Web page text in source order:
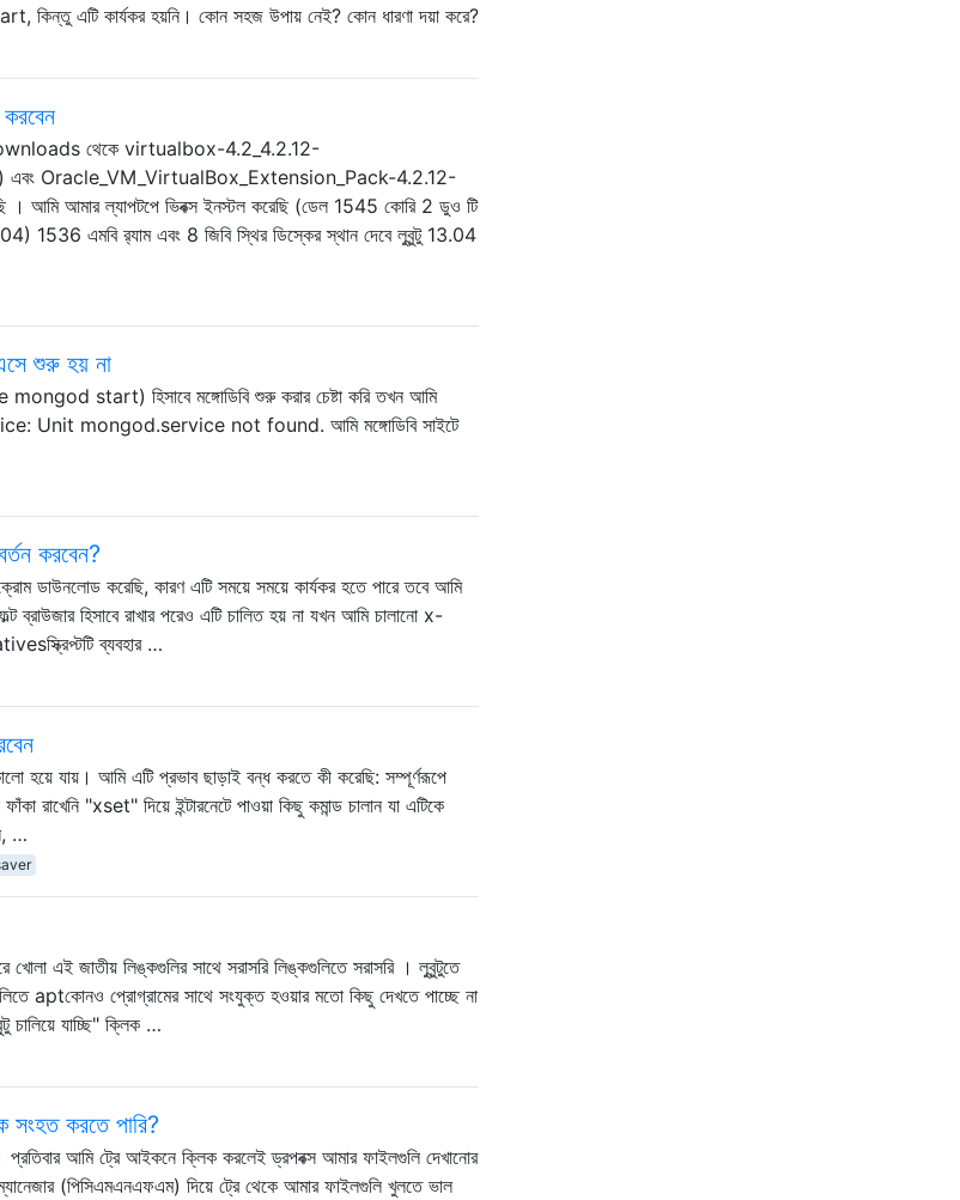
কিন্তু এটি কার্যকর হয়নি। কোন সহজ উপায় নেই? কোন ধারণা দয়া করে?
থেকে virtualbox-4.2_4.2.12-
Oracle_VM_VirtualBox_Extension_Pack-4.2.12-
আমার ল্যাপটপে ভিবক্স ইনস্টল করেছি (ডেল 1545 কোরি 2 ডুও টি
1536 এমবি র‌্যাম এবং 8 জিবি স্থির ডিস্কের স্থান দেবে লুবুন্টু 13.04
শুরু হয় না
start) হিসাবে মঙ্গোডিবি শুরু করার চেষ্টা করি তখন আমি
Unit mongod.service not found. আমি মঙ্গোডিবি সাইটে
করবেন?
ডাউনলোড করেছি, কারণ এটি সময়ে সময়ে কার্যকর হতে পারে তবে আমি
ব্রাউজার হিসাবে রাখার পরেও এটি চালিত হয় না যখন আমি চালানো x-
ব্যবহার …
হয়ে যায়। আমি এটি প্রভাব ছাড়াই বন্ধ করতে কী করেছি: সম্পূর্ণরূপে
"xset" দিয়ে ইন্টারনেটে পাওয়া কিছু কমান্ড চালান যা এটিকে
…
খোলা এই জাতীয় লিঙ্কগুলির সাথে সরাসরি লিঙ্কগুলিতে সরাসরি । লুবুন্টুতে
aptকোনও প্রোগ্রামের সাথে সংযুক্ত হওয়ার মতো কিছু দেখতে পাচ্ছে না
চালিয়ে যাচ্ছি" ক্লিক …
সংহত করতে পারি?
আমি ট্রে আইকনে ক্লিক করলেই ড্রপবক্স আমার ফাইলগুলি দেখানোর
(পিসিএমএনএফএম) দিয়ে ট্রে থেকে আমার ফাইলগুলি খুলতে ভাল